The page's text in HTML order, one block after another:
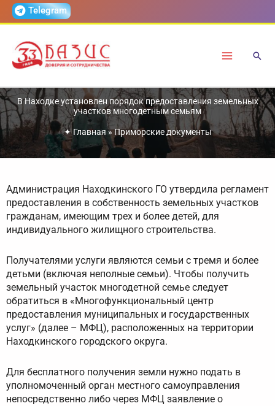
ПерейтиTelegram
В Находке установлен порядок предоставления земельных
участков многодетным семьям
✦ Главная»Приморские документы
Администрация Находкинского ГО утвердила регламент
предоставления в собственность земельных участков
гражданам, имеющим трех и более детей, для
индивидуального жилищного строительства.
Получателями услуги являются семьи с тремя и более
детьми (включая неполные семьи). Чтобы получить
земельный участок многодетной семье следует
обратиться в «Многофункциональный центр
предоставления муниципальных и государственных
услуг» (далее – МФЦ), расположенных на территории
Находкинского городского округа.
Для бесплатного получения земли нужно подать в
уполномоченный орган местного самоуправления
непосредственно либо через МФЦ заявление о